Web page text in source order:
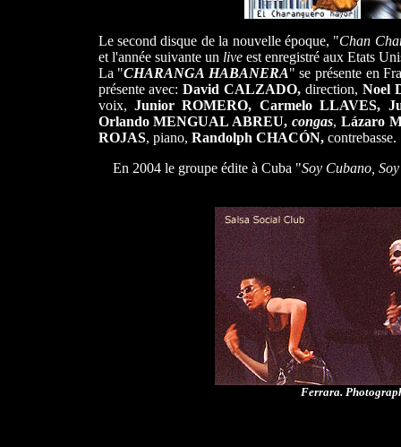
Le second disque de la nouvelle époque, "Chan
et l'année suivante un liveest enregistré aux Etats
La "CHARANGA HABANERA" se présente en
présente avec:David CALZADO,direction,Noel
voix, Junior ROMERO, Carmelo LLAVES,
Orlando MENGUAL ABREU,congas,Lázaro
ROJAS, piano, Randolph CHACÓN, contrebasse.
En 2004 le groupe édite à Cuba "Soy Cubano,
Ferrara.